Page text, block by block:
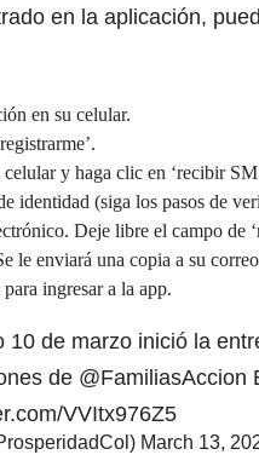
en la aplicación,
en su celular.
y haga clic en ‘recibir
identidad (siga los pasos de
Deje libre el campo de
le enviará una copia a su
ingresar a la app.
10 de marzo inició la
de @FamiliasAccion
VVItx976Z5
March 13,